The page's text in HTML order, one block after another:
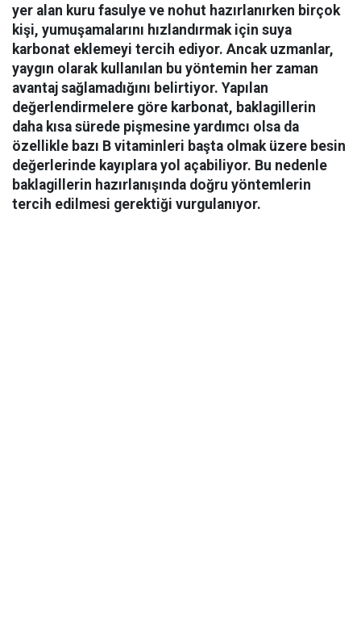
yer alan kuru fasulye ve nohut hazırlanırken birçok
kişi, yumuşamalarını hızlandırmak için suya
karbonat eklemeyi tercih ediyor. Ancak uzmanlar,
yaygın olarak kullanılan bu yöntemin her zaman
avantaj sağlamadığını belirtiyor. Yapılan
değerlendirmelere göre karbonat, baklagillerin
daha kısa sürede pişmesine yardımcı olsa da
özellikle bazı B vitaminleri başta olmak üzere besin
değerlerinde kayıplara yol açabiliyor. Bu nedenle
baklagillerin hazırlanışında doğru yöntemlerin
tercih edilmesi gerektiği vurgulanıyor.